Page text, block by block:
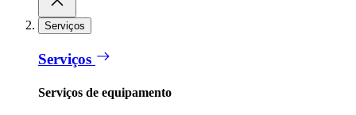
Serviços
Serviços
Serviços de equipamento